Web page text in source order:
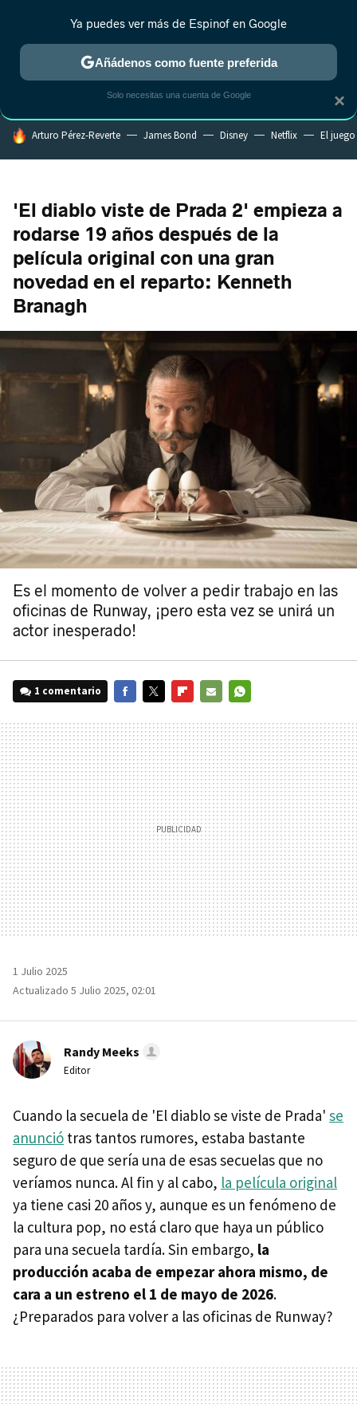
MENÚ NUEVO
ESTRENOS REALITY ANIME RANKINGS CINE
HOY SE HABLA DE
Arturo Pérez-Reverte James Bond Disney Netflix El
'El diablo viste de Prada 2' empieza a
rodarse 19 años después de la
película original con una gran
novedad en el reparto: Kenneth
Branagh
Es el momento de volver a pedir trabajo en las
oficinas de Runway, ¡pero esta vez se unirá un
actor inesperado!
1 comentario
MAIL
1 Julio 2025
Actualizado 5 Julio 2025, 02:01
Randy Meeks
Editor
Cuando la secuela de 'El diablo se viste de Prada' se
anunció tras tantos rumores, estaba bastante
seguro de que sería una de esas secuelas que no
veríamos nunca. Al fin y al cabo, la película original
ya tiene casi 20 años y, aunque es un fenómeno de
la cultura pop, no está claro que haya un público
para una secuela tardía. Sin embargo, la
producción acaba de empezar ahora mismo, de
cara a un estreno el 1 de mayo de 2026.
¿Preparados para volver a las oficinas de Runway?
×
Ya puedes ver más de Espinof en Google
Añádenos como fuente preferida
Solo necesitas una cuenta de Google